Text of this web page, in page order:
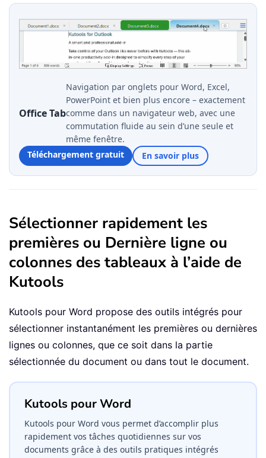
Office Tab
Navigation par onglets pour Word, Excel,
PowerPoint et bien plus encore – exactement
comme dans un navigateur web, avec une
commutation fluide au sein d’une seule et
même fenêtre.
Téléchargement gratuit
En savoir plus
Sélectionner rapidement les
premières ou Dernière ligne ou
colonnes des tableaux à l’aide de
Kutools
Kutools pour Word propose des outils intégrés pour
sélectionner instantanément les premières ou dernières
lignes ou colonnes, que ce soit dans la partie
sélectionnée du document ou dans tout le document.
Kutools pour Word
Kutools pour Word vous permet d’accomplir plus
rapidement vos tâches quotidiennes sur vos
documents grâce à des outils pratiques intégrés